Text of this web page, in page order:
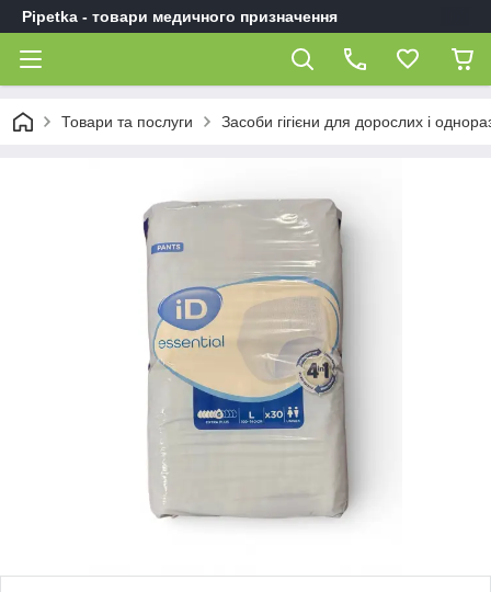
Pipetka - товари медичного призначення
Товари та послуги Засоби гігієни для дорослих і